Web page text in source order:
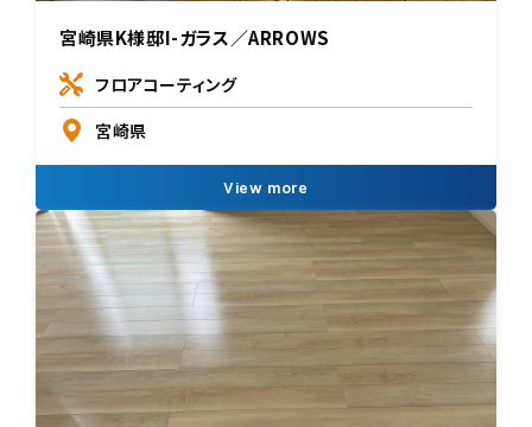
宮崎県K様邸I-ガラス／ARROWS
フロアコーティング
宮崎県
View more